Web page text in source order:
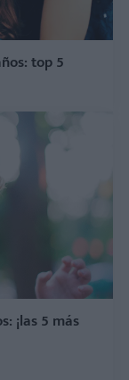
top 5
¡las 5 más